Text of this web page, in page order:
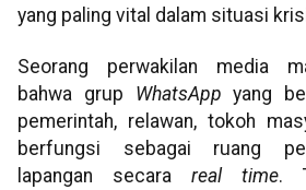
yang paling vital dalam situasi
Seorang perwakilan media
bahwa grup WhatsApp yang
pemerintah, relawan, tokoh
berfungsi sebagai ruang
lapangan secara real time.